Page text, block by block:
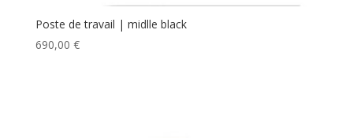
Poste de travail | midlle black
690,00 €